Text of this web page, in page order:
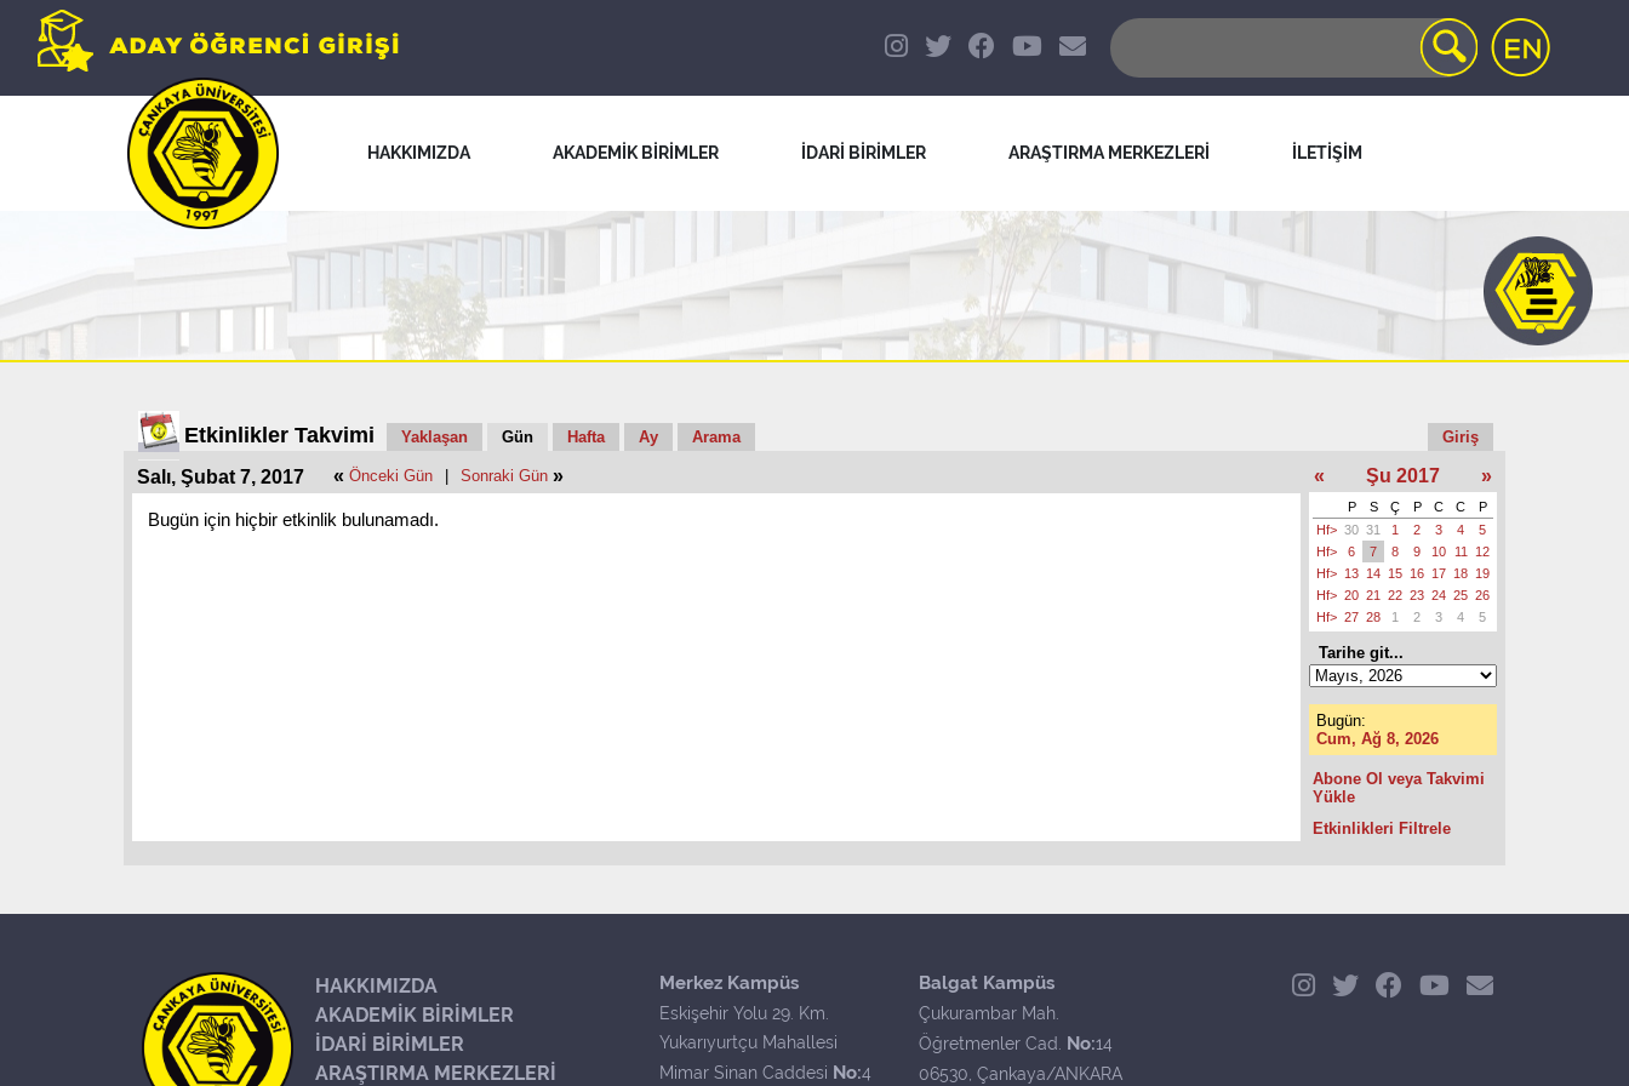
HAKKIMIZDA AKADEMİK BİRİMLER İDARİ BİRİMLER ARAŞTIRMA MERKEZLERİ İLETİŞİM
Etkinlikler Takvimi Yaklaşan Gün Hafta Ay Arama Giriş
Salı, Şubat 7, 2017 « Önceki Gün Sonraki Gün »
Bugün için hiçbir etkinlik bulunamadı.
« Şu 2017 »
P S Ç P C C
P
Hf> 30 31 1 2 3 4
5
Hf>
6 7 8 9 10 11
12
Hf> 13 14 15 16 17 18 19
Hf> 20 21 22 23 24 25 26
Hf> 27 28 1 2 3 4 5
Tarihe git...
Bugün:
Cum, Ağ 8, 2026
Abone Ol veya Takvimi
Yükle
Etkinlikleri Filtrele
HAKKIMIZDA
AKADEMİK BİRİMLER
İDARİ BİRİMLER
ARAŞTIRMA MERKEZLERİ
Merkez Kampüs
Eskişehir Yolu 29. Km.
Yukarıyurtçu Mahallesi
Mimar Sinan Caddesi No:4
Balgat Kampüs
Çukurambar Mah.
Öğretmenler Cad. No:14
06530, Çankaya/ANKARA